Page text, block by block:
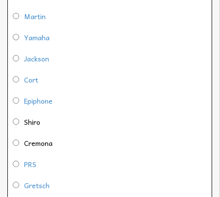
Martin
Yamaha
Jackson
Cort
Epiphone
Shiro
Cremona
PRS
Gretsch